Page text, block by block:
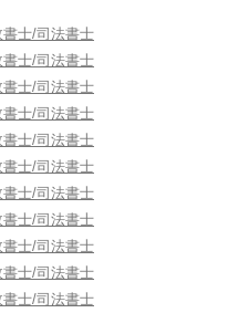
士/司法書士
士/司法書士
士/司法書士
士/司法書士
士/司法書士
士/司法書士
士/司法書士
士/司法書士
士/司法書士
士/司法書士
士/司法書士